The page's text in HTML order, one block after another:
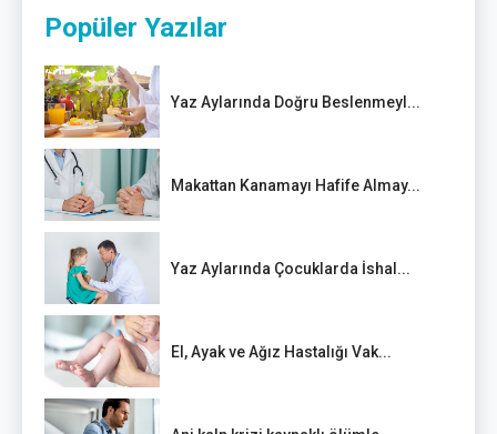
Popüler Yazılar
Yaz Aylarında Doğru Beslenmeyl...
Makattan Kanamayı Hafife Almay...
Yaz Aylarında Çocuklarda İshal...
El, Ayak ve Ağız Hastalığı Vak...